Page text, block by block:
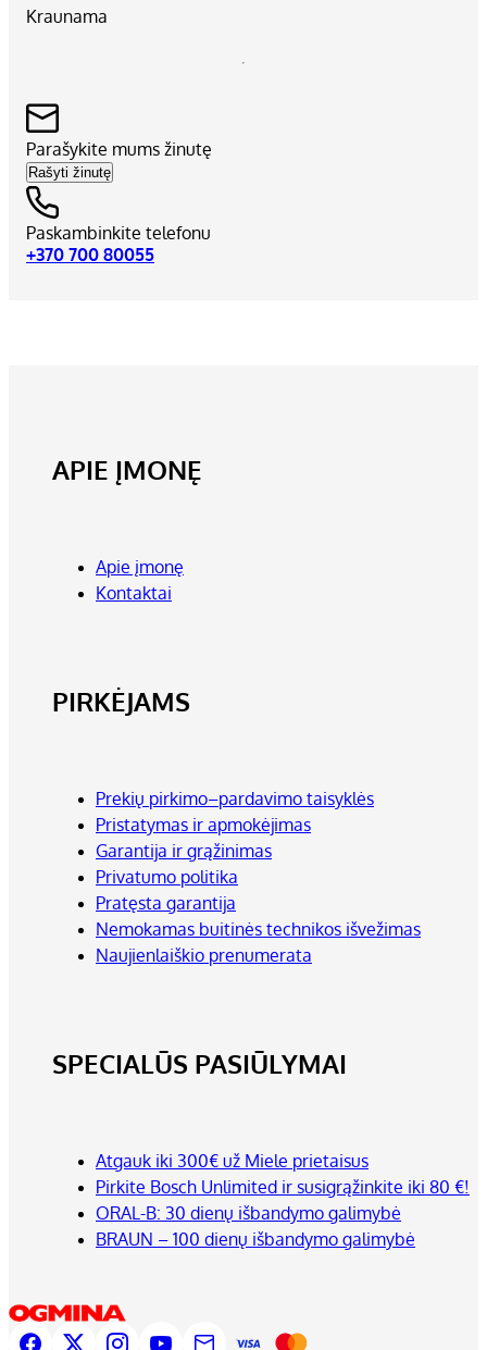
Kraunama
Parašykite mums žinutę
Rašyti žinutę
Paskambinkite telefonu
+370 700 80055
APIE ĮMONĘ
Apie įmonę
Kontaktai
PIRKĖJAMS
Prekių pirkimo–pardavimo taisyklės
Pristatymas ir apmokėjimas
Garantija ir grąžinimas
Privatumo politika
Pratęsta garantija
Nemokamas buitinės technikos išvežimas
Naujienlaiškio prenumerata
SPECIALŪS PASIŪLYMAI
Atgauk iki 300€ už Miele prietaisus
Pirkite Bosch Unlimited ir susigrąžinkite iki 80 €!
ORAL-B: 30 dienų išbandymo galimybė
BRAUN – 100 dienų išbandymo galimybė